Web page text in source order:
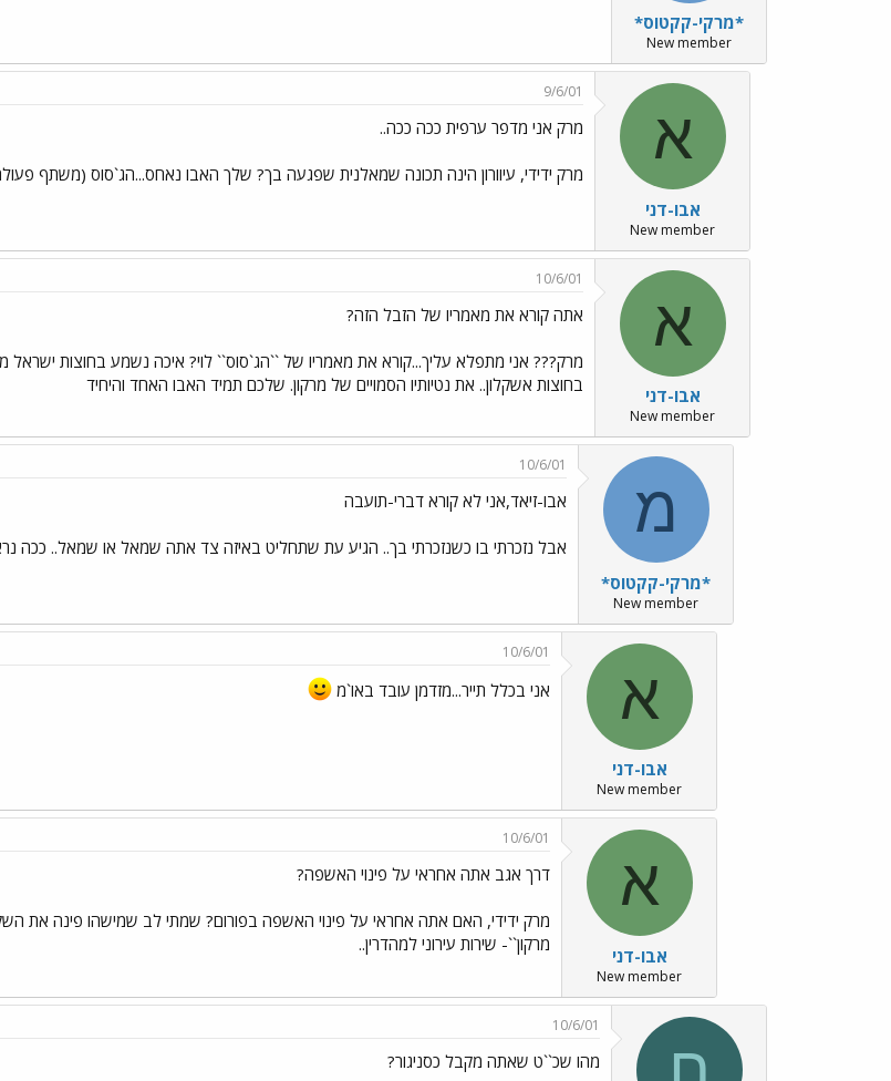
*מרקי-קקטוס*
New member
א
אבו-דני
New member
9/6/01
מרק אני מדפר ערפית ככה ככה..
מרק ידידי, עיוורון הינה תכונה שמאלנית שפגעה בך? שלך האבו נאחס...הג`סוס (משתף
א
אבו-דני
New member
10/6/01
אתה קורא את מאמריו של הזבל הזה?
מרק??? אני מתפלא עליך...קורא את מאמריו של ``הג`סוס`` לוי? איכה נשמע בחוצות ישראל
בחוצות אשקלון.. את נטיותיו הסמויים של מרקון. שלכם תמיד האבו האחד והיחיד
מ
*מרקי-קקטוס*
New member
10/6/01
אבו-זיאד,אני לא קורא דברי-תועבה
אבל נזכרתי בו כשנזכרתי בך.. הגיע עת שתחליט באיזה צד אתה שמאל או שמאל.. ככה
א
אבו-דני
New member
10/6/01
אני בכלל תייר...מזדמן עובד באו`מ
א
אבו-דני
New member
10/6/01
דרך אגב אתה אחראי על פינוי האשפה?
מרק ידידי, האם אתה אחראי על פינוי האשפה בפורום? שמתי לב שמישהו פינה את
מרקון``- שירות עירוני למהדרין..
10/6/01
מהו שכ``ט שאתה מקבל כסניגור?